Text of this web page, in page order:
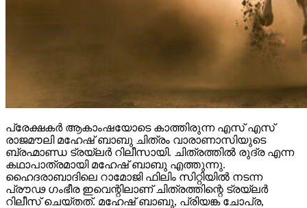
പ്രേക്ഷകർ ആകാംഷയോടെ കാത്തിരുന്ന എസ് എസ്
രാജമൗലി മഹേഷ് ബാബു ചിത്രം വാരാണാസിയുടെ
ബ്രഹ്മാണ്ഡ ട്രയ്ലർ റിലീസായി. ചിത്രത്തിൽ രുദ്ര എന്ന
കഥാപാത്രമായി മഹേഷ് ബാബു എത്തുന്നു.
ഹൈദരാബാദിലെ റാമോജി ഫിലിം സിറ്റിയിൽ നടന്ന
പ്രൗഢ ഗംഭീര ഇവെന്റിലാണ് ചിത്രത്തിന്റെ ട്രയ്ലർ
റിലീസ് ചെയ്തത്. മഹേഷ് ബാബു, പ്രിയങ്ക ചോപ്ര,